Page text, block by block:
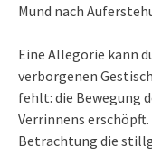
Mund nach
Eine Allegorie kann
verborgenen
fehlt: die Bewegung
Verrinnens
Betrachtung die